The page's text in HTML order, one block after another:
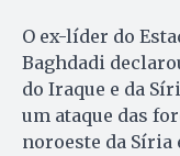
O ex-líder do
Baghdadi
do Iraque e da
um ataque das
noroeste da Síria